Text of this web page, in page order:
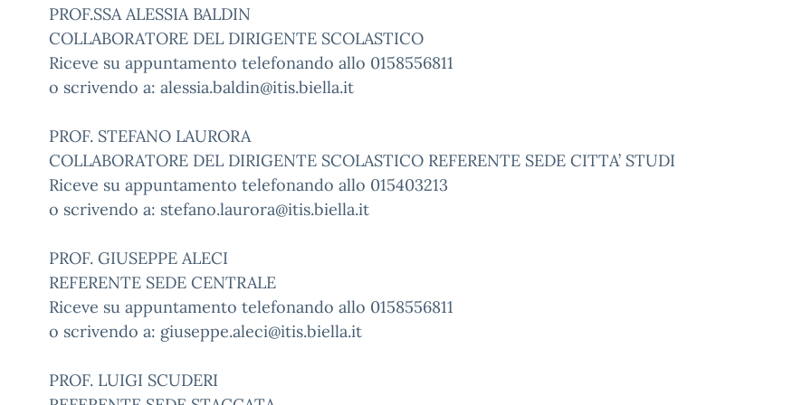
PROF.SSA ALESSIA BALDIN
COLLABORATORE DEL DIRIGENTE SCOLASTICO
Riceve su appuntamento telefonando allo 0158556811
o scrivendo a: alessia.baldin@itis.biella.it
PROF. STEFANO LAURORA
COLLABORATORE DEL DIRIGENTE SCOLASTICO REFERENTE SEDE CITTA’ STUDI
Riceve su appuntamento telefonando allo 015403213
o scrivendo a: stefano.laurora@itis.biella.it
PROF. GIUSEPPE ALECI
REFERENTE SEDE CENTRALE
Riceve su appuntamento telefonando allo 0158556811
o scrivendo a: giuseppe.aleci@itis.biella.it
PROF. LUIGI SCUDERI